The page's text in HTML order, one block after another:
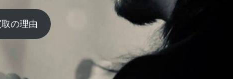
の理由